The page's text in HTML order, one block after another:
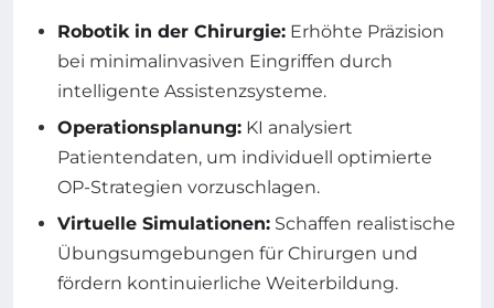
Robotik in der Chirurgie: Erhöhte Präzision
bei minimalinvasiven Eingriffen durch
intelligente Assistenzsysteme.
Operationsplanung: KI analysiert
Patientendaten, um individuell optimierte
OP-Strategien vorzuschlagen.
Virtuelle Simulationen: Schaffen realistische
Übungsumgebungen für Chirurgen und
fördern kontinuierliche Weiterbildung.